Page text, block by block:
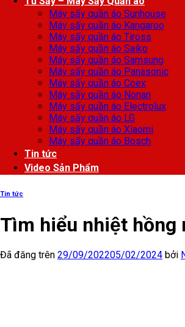
Máy sấy quần áo Sunhouse
Máy sấy quần áo Kangaroo
Máy sấy quần áo Tiross
Máy sấy quần áo Saiko
Máy sấy quần áo Samsung
Máy sấy quần áo Panasonic
Máy sấy quần áo Coex
Máy sấy quần áo Nonan
Máy sấy quần áo Electrolux
Máy sấy quần áo LG
Máy sấy quần áo Xiaomi
Máy sấy quần áo Bosch
Tin tức
Video Sản Phẩm
Tin tức
Tìm hiểu nhiệt hồng
Đã đăng trên 29/09/202205/02/2024 bởi